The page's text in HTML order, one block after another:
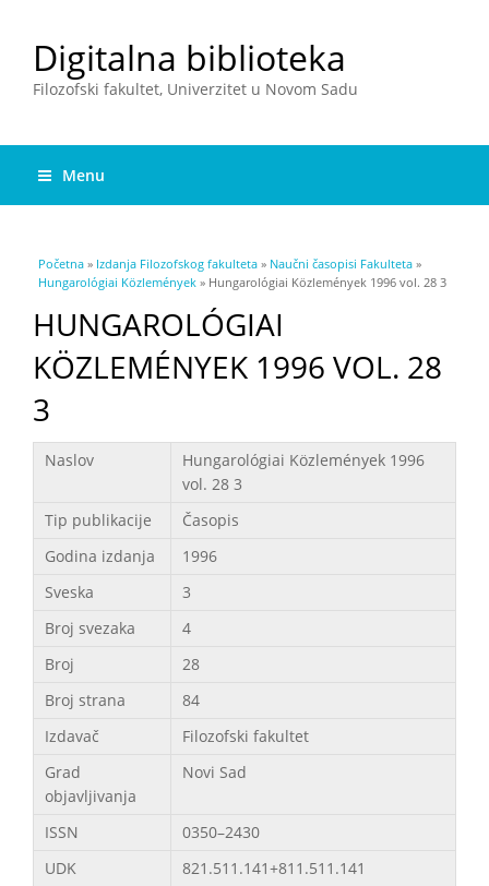
Digitalna biblioteka
Filozofski fakultet, Univerzitet u Novom Sadu
Menu
You are here
Početna » Izdanja Filozofskog fakulteta » Naučni časopisi Fakulteta »
Hungarológiai Közlemények » Hungarológiai Közlemények 1996 vol. 28 3
HUNGAROLÓGIAI
KÖZLEMÉNYEK 1996 VOL. 28
3
Podaci
Naslov
Hungarológiai Közlemények 1996
vol. 28 3
Tip publikacije
Časopis
Godina izdanja
1996
Sveska
3
Broj svezaka
4
Broj
28
Broj strana
84
Izdavač
Filozofski fakultet
Grad
objavljivanja
Novi Sad
ISSN
0350–2430
UDK
821.511.141+811.511.141